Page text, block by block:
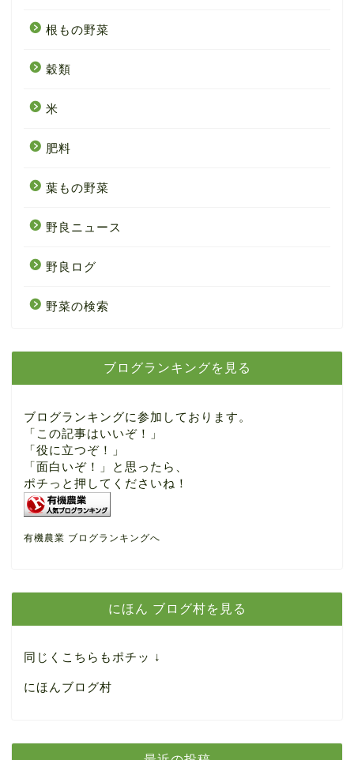
根もの野菜
穀類
米
肥料
葉もの野菜
野良ニュース
野良ログ
野菜の検索
ブログランキングを見る
ブログランキングに参加しております。
「この記事はいいぞ！」
「役に立つぞ！」
「面白いぞ！」と思ったら、
ポチっと押してくださいね！
有機農業 ブログランキングへ
にほん ブログ村を見る
同じくこちらもポチッ ↓
にほんブログ村